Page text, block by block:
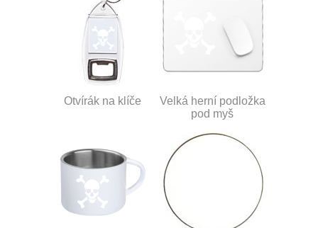
Otvírák na klíče
Velká herní podložka
pod myš